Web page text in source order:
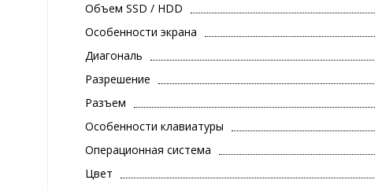
Объем SSD / HDD
Особенности экрана
Диагональ
Разрешение
Разъем
Особенности клавиатуры
Операционная система
Цвет